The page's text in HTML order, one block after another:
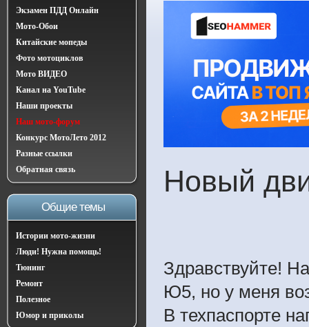
Экзамен ПДД Онлайн
Мото-Обои
Китайские мопеды
Фото мотоциклов
Мото ВИДЕО
Канал на YouTube
Наши проекты
Наш мото-форум
Конкурс МотоЛето 2012
Разные ссылки
Обратная связь
Общие темы
Истории мото-жизни
Люди! Нужна помощь!
Тюнинг
Ремонт
Полезное
Юмор и приколы
Новый
Здравствуйте!
Ю5, но у меня
В техпаспорте